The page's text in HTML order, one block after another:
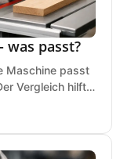
was passt?
Maschine passt
Vergleich hilft